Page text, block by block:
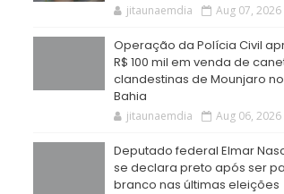
jitaunaemdia Aug 07, 2026
Operação da Polícia Civil
R$ 100 mil em venda de
clandestinas de Mounjaro
Bahia
jitaunaemdia Aug 06, 2026
Deputado federal Elmar
se declara preto após ser
branco nas últimas eleições